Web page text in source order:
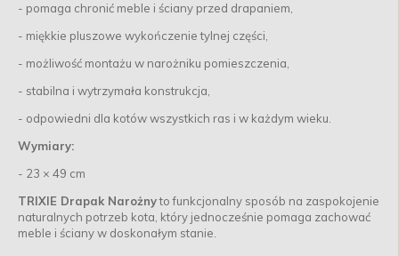
- pomaga chronić meble i ściany przed drapaniem,
- miękkie pluszowe wykończenie tylnej części,
- możliwość montażu w narożniku pomieszczenia,
- stabilna i wytrzymała konstrukcja,
- odpowiedni dla kotów wszystkich ras i w każdym wieku.
Wymiary:
- 23 × 49 cm
TRIXIE Drapak Narożnyto funkcjonalny sposób na zaspokojenie
naturalnych potrzeb kota, który jednocześnie pomaga zachować
meble i ściany w doskonałym stanie.